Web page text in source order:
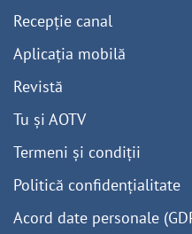
Recepție canal
Aplicația mobilă
Revistă
Tu și AOTV
Termeni și condiții
Politică confidențialitate
Acord date personale